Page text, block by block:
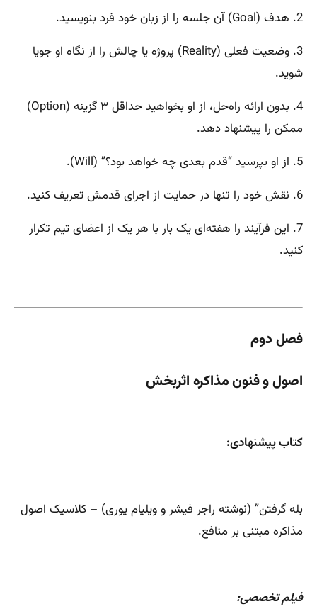
2. هدف (Goal) آن جلسه را از زبان خود فرد بنویسید.
3. وضعیت فعلی (Reality) پروژه یا چالش را از نگاه او جویا
شوید.
4. بدون ارائه راه‌حل، از او بخواهید حداقل ۳ گزینه (Option)
ممکن را پیشنهاد دهد.
5. از او بپرسید “قدم بعدی چه خواهد بود؟” (Will).
6. نقش خود را تنها در حمایت از اجرای قدمش تعریف کنید.
7. این فرآیند را هفته‌ای یک بار با هر یک از اعضای تیم تکرار
کنید.
فصل دوم
اصول و فنون مذاکره اثربخش
کتاب پیشنهادی:
بله گرفتن” (نوشته راجر فیشر و ویلیام یوری) – کلاسیک اصول
مذاکره مبتنی بر منافع.
فیلم تخصصی: